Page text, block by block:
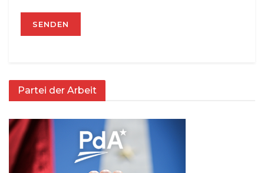
Partei der Arbeit